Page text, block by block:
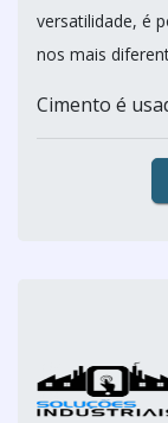
versatilidade, é
nos mais
Cimento é